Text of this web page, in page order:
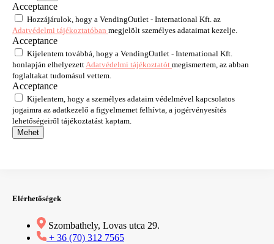
Acceptance
Hozzájárulok, hogy a VendingOutlet - International Kft. az
Adatvédelmi tájékoztatóban megjelölt személyes adataimat kezelje.
Acceptance
Kijelentem továbbá, hogy a VendingOutlet - International Kft.
honlapján elhelyezett Adatvédelmi tájékoztatót megismertem, az abban
foglaltakat tudomásul vettem.
Acceptance
Kijelentem, hogy a személyes adataim védelmével kapcsolatos
jogaimra az adatkezelő a figyelmemet felhívta, a jogérvényesítés
lehetőségeiről tájékoztatást kaptam.
Mehet
Elérhetőségek
Szombathely, Lovas utca 29.
+ 36 (70) 312 7565